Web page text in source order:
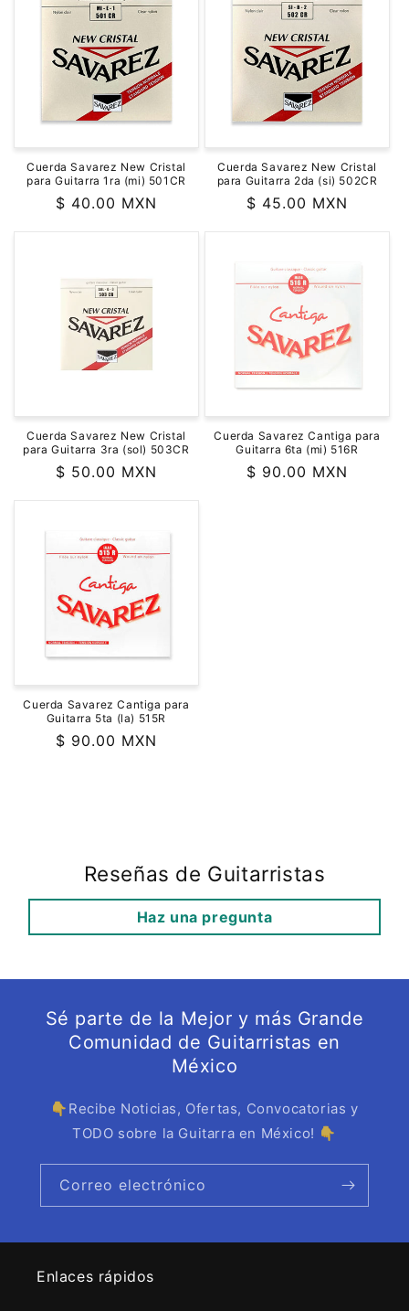
Cuerda Savarez New Cristal
para Guitarra 1ra (mi) 501CR
Precio
$ 40.00 MXN
Cuerda Savarez New Cristal
para Guitarra 2da (si) 502CR
Precio
$ 45.00 MXN
Cuerda Savarez New Cristal
para Guitarra 3ra (sol) 503CR
Precio
$ 50.00 MXN
Cuerda Savarez Cantiga para
Guitarra 6ta (mi) 516R
Precio
$ 90.00 MXN
Cuerda Savarez Cantiga para
Guitarra 5ta (la) 515R
Precio
$ 90.00 MXN
Reseñas de Guitarristas
Haz una pregunta
Sé parte de la Mejor y más Grande
Comunidad de Guitarristas en
México
👇Recibe Noticias, Ofertas, Convocatorias y
TODO sobre la Guitarra en México! 👇
Correo electrónico
Enlaces rápidos